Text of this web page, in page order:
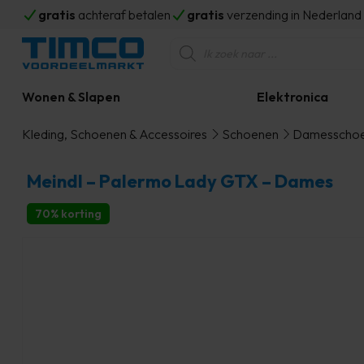
gratis achteraf betalen gratis verzending in
Producten
zoeken
Wonen & Slapen Elektronica
Kleding, Schoenen & Accessoires Schoenen
Meindl – Palermo Lady GTX – Dames
70% korting